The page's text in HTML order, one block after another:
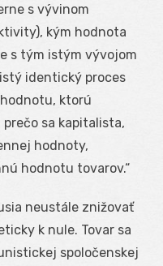
s vývinom
kým hodnota
s tým istým vývojom
identický proces
ktorú
sa kapitalista,
hodnoty,
hodnotu tovarov.“
neustále znižovať
k nule. Tovar sa
spoločenskej